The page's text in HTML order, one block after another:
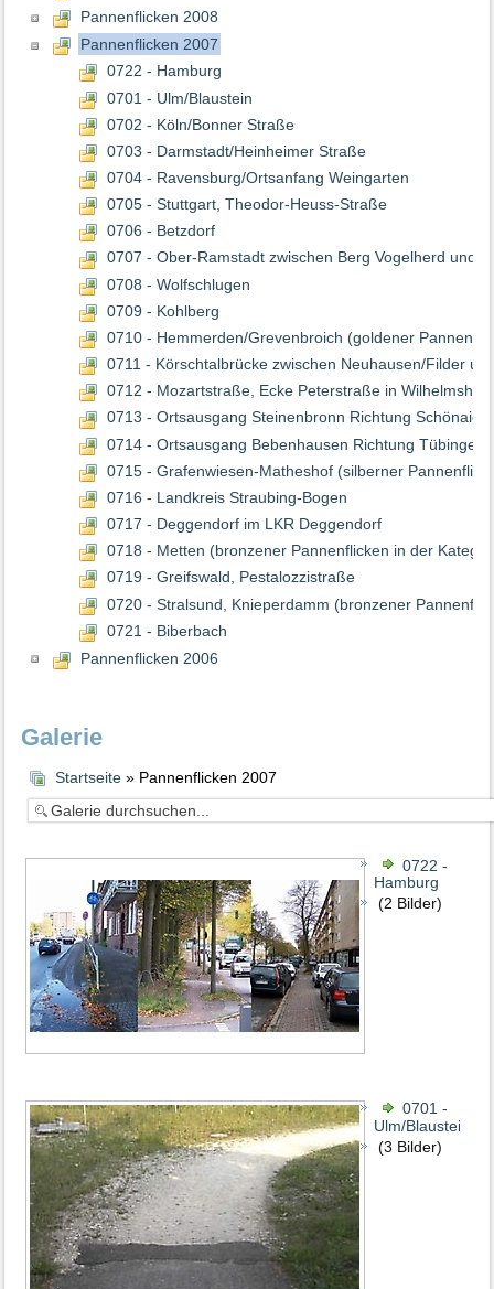
Pannenflicken 2008
Pannenflicken 2007
0722 - Hamburg
0701 - Ulm/Blaustein
0702 - Köln/Bonner Straße
0703 - Darmstadt/Heinheimer Straße
0704 - Ravensburg/Ortsanfang Weingarten
0705 - Stuttgart, Theodor-Heuss-Straße
0706 - Betzdorf
0707 - Ober-Ramstadt zwischen Berg Vogelherd und
0708 - Wolfschlugen
0709 - Kohlberg
0710 - Hemmerden/Grevenbroich (goldener
0711 - Körschtalbrücke zwischen Neuhausen/Filder
0712 - Mozartstraße, Ecke Peterstraße in
0713 - Ortsausgang Steinenbronn Richtung Schönaich
0714 - Ortsausgang Bebenhausen Richtung Tübingen
0715 - Grafenwiesen-Matheshof (silberner
0716 - Landkreis Straubing-Bogen
0717 - Deggendorf im LKR Deggendorf
0718 - Metten (bronzener Pannenflicken in der
0719 - Greifswald, Pestalozzistraße
0720 - Stralsund, Knieperdamm (bronzener
0721 - Biberbach
Pannenflicken 2006
Galerie
Startseite» Pannenflicken 2007
0722 -
Hamburg
(2 Bilder)
0701 -
Ulm/Blaustein
(3 Bilder)